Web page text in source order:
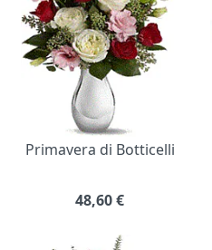
Primavera di Botticelli
48,60€